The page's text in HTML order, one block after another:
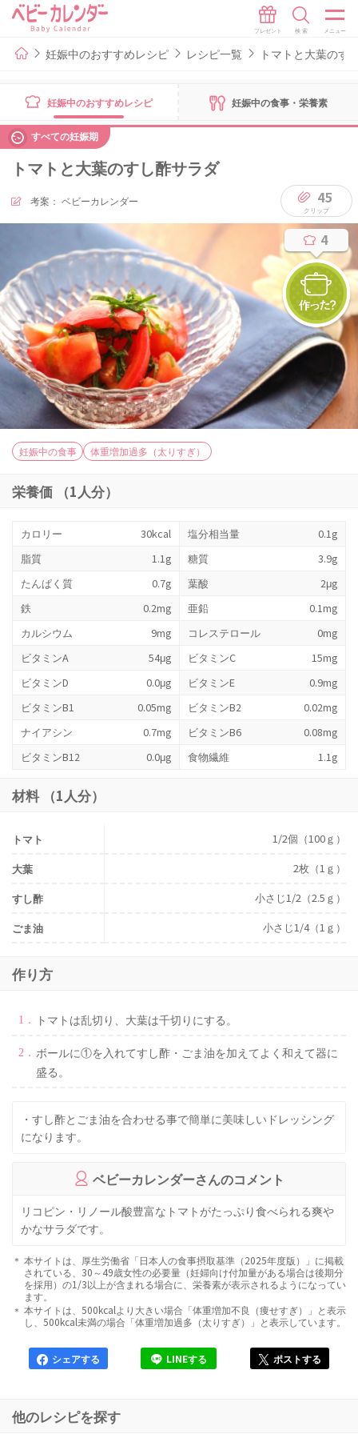
妊娠中のおすすめレシピ レシピ一覧 トマトと大葉のす
妊娠中のおすすめレシピ 妊娠中の食事・栄養素
すべての妊娠期
トマトと大葉のすし酢サラダ
考案： ベビーカレンダー 45
4
妊娠中の食事 体重増加過多（太りすぎ）
栄養価 （1人分）
カロリー 30kcal 塩分相当量
0.1g
脂質
1.1g 糖質
3.9g
たんぱく質
0.7g 葉酸
2μg
鉄
0.2mg 亜鉛
0.1mg
カルシウム
9mg コレステロール
0mg
ビタミンA
54μg ビタミンC
15mg
ビタミンD
0.0μg ビタミンE
0.9mg
ビタミンB1
0.05mg ビタミンB2
0.02mg
ナイアシン
0.7mg ビタミンB6
0.08mg
ビタミンB12
0.0μg 食物繊維 1.1g
材料 （1人分）
トマト
1/2個（100ｇ）
大葉
2枚（1ｇ）
すし酢
小さじ1/2（2.5ｇ）
ごま油
小さじ1/4（1ｇ）
作り方
トマトは乱切り、大葉は千切りにする。
ボールに①を入れてすし酢・ごま油を加えてよく和えて器に
盛る。
・すし酢とごま油を合わせる事で簡単に美味しいドレッシング
になります。
ベビーカレンダーさんのコメント
リコピン・リノール酸豊富なトマトがたっぷり食べられる爽や
かなサラダです。
本サイトは、厚生労働省「日本人の食事摂取基準（2025年度版）」に掲載
されている、30～49歳女性の必要量（妊婦向け付加量がある場合は後期分
を採用）の1/3以上が含まれる場合に、栄養素が表示されるようになってい
ます。
本サイトは、500kcalより大きい場合「体重増加不良（痩せすぎ）」と表示
し、500kcal未満の場合「体重増加過多（太りすぎ）」と表示しています。
シェアする LINEする ポストする
他のレシピを探す